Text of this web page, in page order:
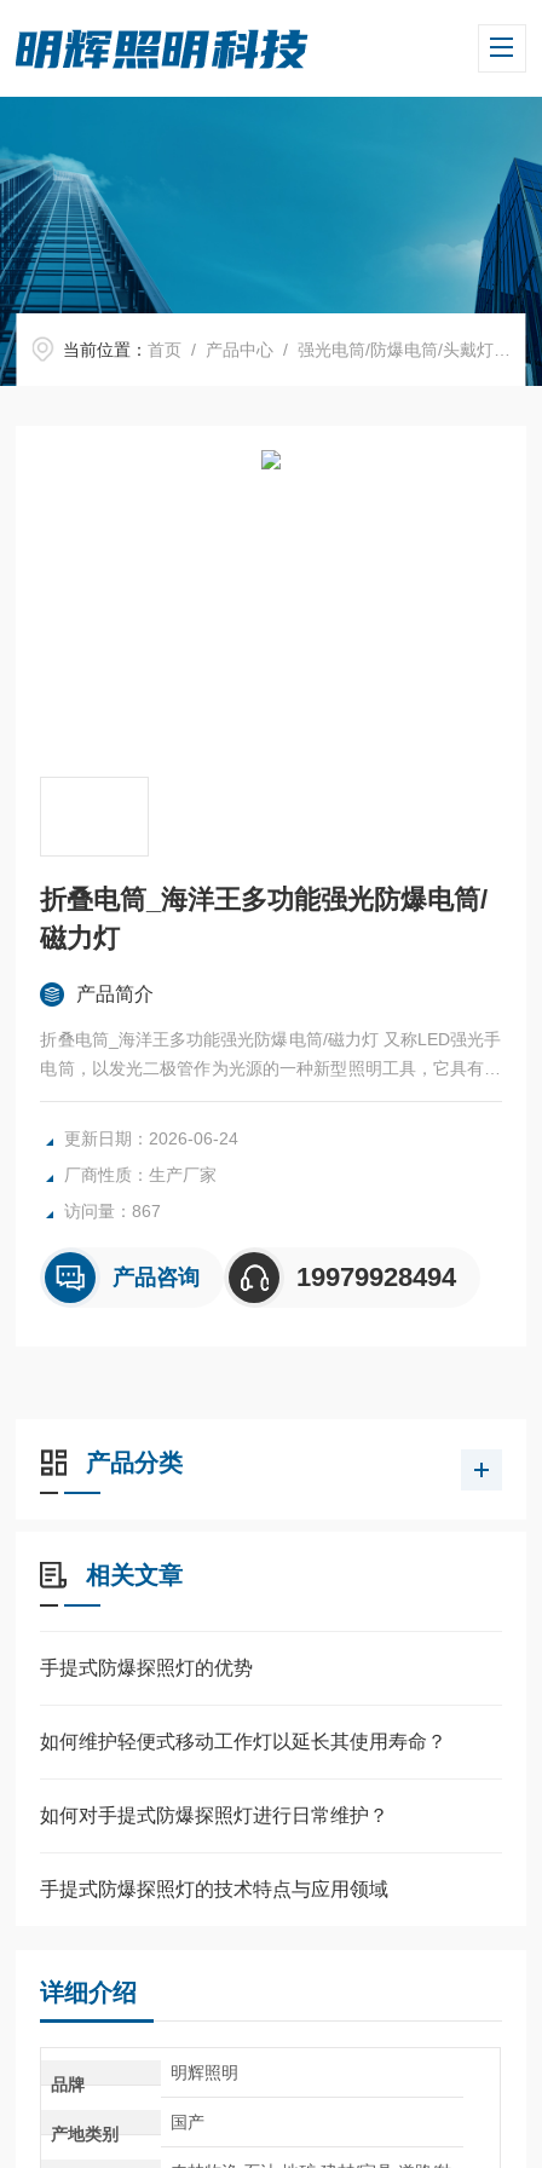
当前位置：首页 / 产品中心 /强光电筒/防爆电筒/头戴灯
折叠电筒_海洋王多功能强光防爆电筒/
磁力灯
产品简介
折叠电筒_海洋王多功能强光防爆电筒/磁力灯 又称LED强光手
电筒，以发光二极管作为光源的一种新型照明工具，它具有省
电、耐用、亮度强等优点。
更新日期：2026-06-24
厂商性质：生产厂家
访问量：867
产品咨询 19979928494
产品分类
相关文章
手提式防爆探照灯的优势
如何维护轻便式移动工作灯以延长其使用寿命？
如何对手提式防爆探照灯进行日常维护？
手提式防爆探照灯的技术特点与应用领域
详细介绍
品牌
明辉照明
产地类别
国产